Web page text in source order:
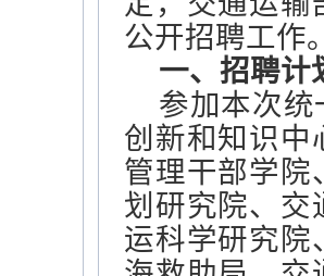
公开招聘工作
一、招聘计
参加本次
创新和知识中
管理干部学院
划研究院、交
运科学研究院